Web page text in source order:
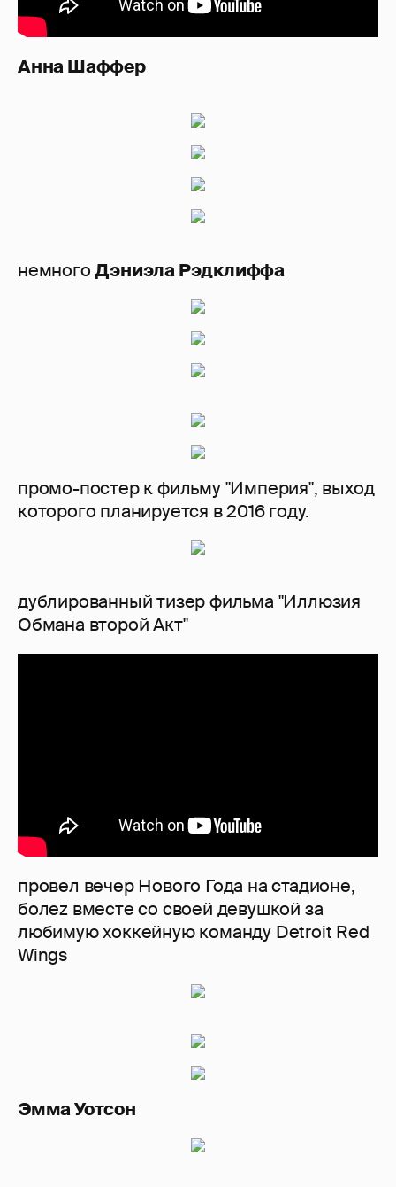
Анна Шаффер
немногоДэниэла Рэдклиффа
промо-постер к фильму "Империя", выход
которого планируется в 2016 году.
дублированный тизер фильма "Иллюзия
Обмана второй Акт"
провел вечер Нового Года на стадионе,
болеz вместе со своей девушкой за
любимую хоккейную команду Detroit Red
Wings
Эмма Уотсон